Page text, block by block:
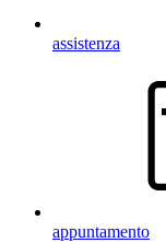
assistenza
appuntamento